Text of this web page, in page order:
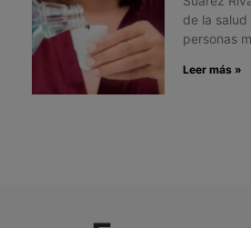
de la salud
personas
Leer más »